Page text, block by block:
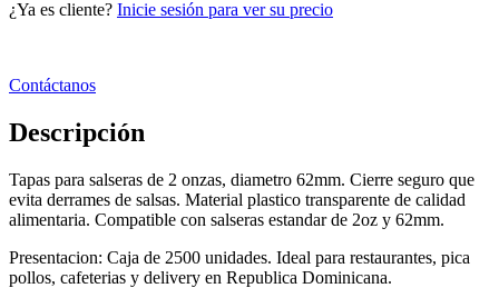
¿Ya es cliente? Inicie sesión para ver su precio
Contáctanos
Descripción
Tapas para salseras de 2 onzas, diametro 62mm. Cierre seguro que
evita derrames de salsas. Material plastico transparente de calidad
alimentaria. Compatible con salseras estandar de 2oz y 62mm.
Presentacion: Caja de 2500 unidades. Ideal para restaurantes, pica
pollos, cafeterias y delivery en Republica Dominicana.